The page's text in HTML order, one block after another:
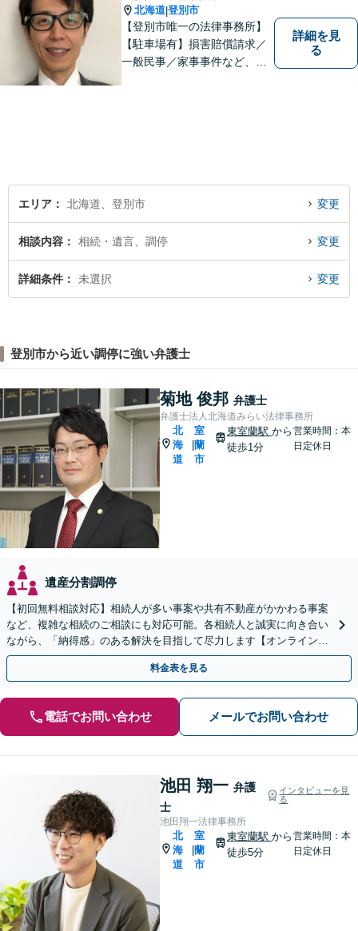
北海道|登別市
【登別市唯一の法律事務所】
【駐車場有】損害賠償請求／
一般民事／家事事件など、幅
詳細を見
る
エリア 北海道、登別市 変更
相談内容 相続・遺言、調停 変更
詳細条件 未選択 変更
登別市から近い調停に強い弁護士
菊地 俊邦 弁護士
弁護士法人北海道みらい法律事務所
北
海
道
|
室
蘭
市
東室蘭駅 から
徒歩1分
営業時間：本
日定休日
遺産分割調停
【初回無料相談対応】相続人が多い事案や共有不動産がかかわる事案
など、複雑な相続のご相談にも対応可能。各相続人と誠実に向き合い
ながら、「納得感」のある解決を目指して尽力します【オンライン面
談可】【完全個室で相談可】【東室蘭駅1分】
料金表を見る
電話でお問い合わせ メールでお問い合わせ
池田 翔一 弁護
士
インタビューを見
る
池田翔一法律事務所
北
海
道
|
室
蘭
市
東室蘭駅 から
徒歩5分
営業時間：本
日定休日